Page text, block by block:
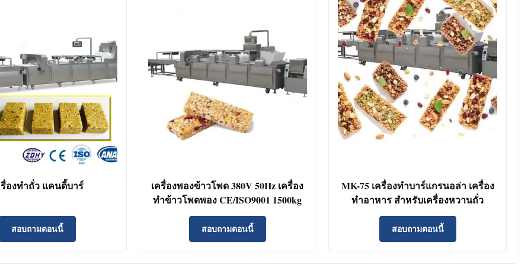
รื่องทําถั่ว แคนดี้บาร์
สอบถามตอนนี้
เครื่องพองข้าวโพด 380V 50Hz เครื่อง
ทำข้าวโพดพอง CE/ISO9001 1500kg
สอบถามตอนนี้
MK-75 เครื่องทําบาร์แกรนอล่า เครื่อง
ทําอาหาร สําหรับเครื่องหวานถั่ว
สอบถามตอนนี้